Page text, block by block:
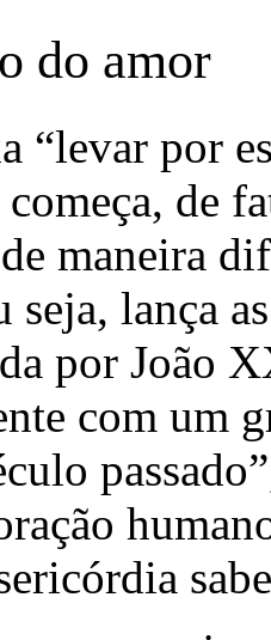
do amor
“levar por
de
maneira
seja, lança
por João
com um